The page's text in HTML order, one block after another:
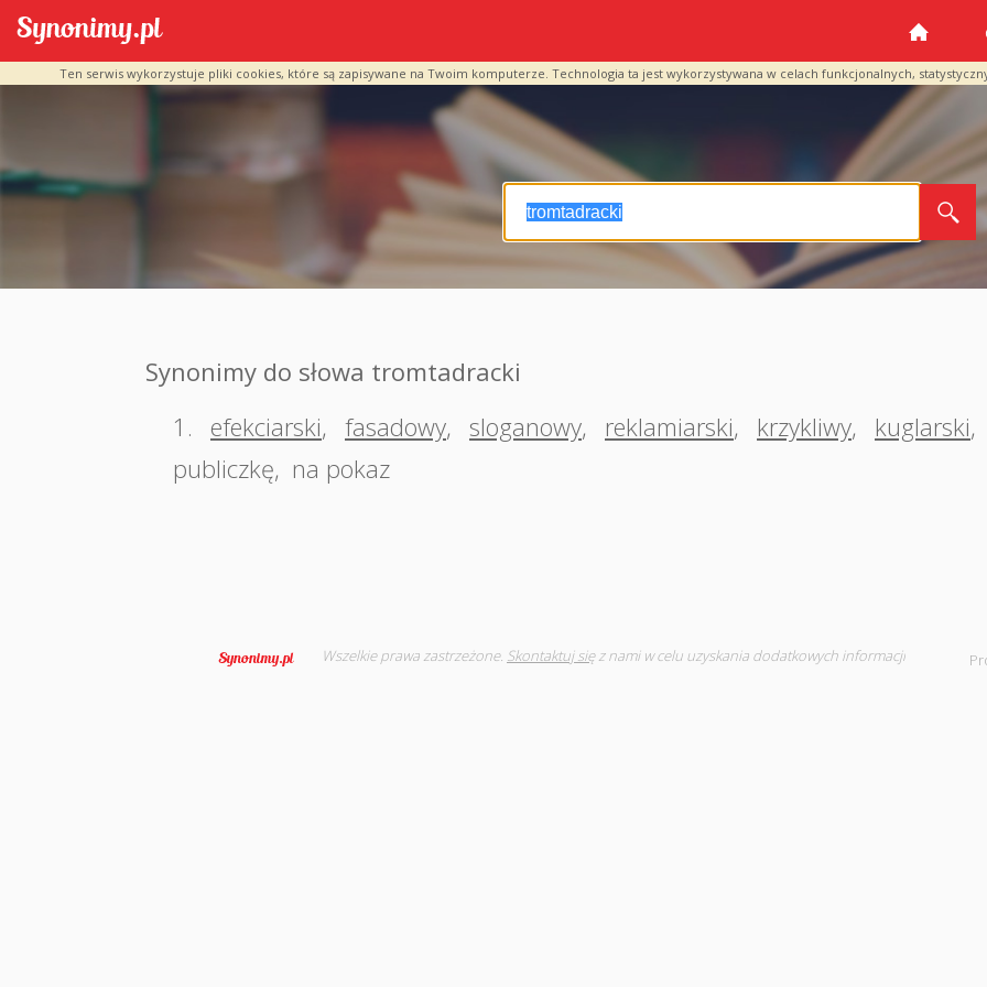
Ten serwis wykorzystuje pliki cookies, które są zapisywane na Twoim komputerze. Technologia ta jest wykorzystywana w celach funkcjonalnych,
Synonimy do słowa tromtadracki
1.
efekciarski, fasadowy, sloganowy, reklamiarski, krzykliwy, kuglarski,
publiczkę, na pokaz
Wszelkie prawa zastrzeżone. Skontaktuj sięz nami w celu uzyskania dodatkowych informacji